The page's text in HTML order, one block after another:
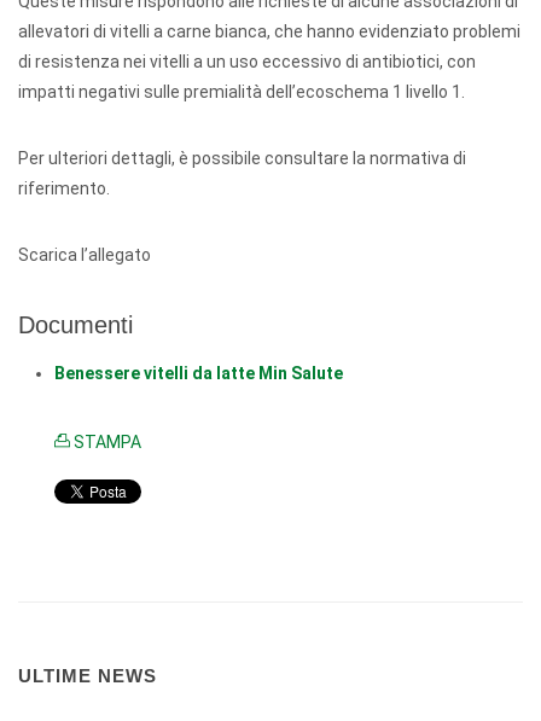
allevatori di vitelli a carne bianca, che hanno evidenziato problemi
di resistenza nei vitelli a un uso eccessivo di antibiotici, con
impatti negativi sulle premialità dell’ecoschema 1 livello 1.
Per ulteriori dettagli, è possibile consultare la normativa di
riferimento.
Scarica l’allegato
Documenti
Benessere vitelli da latte Min Salute
STAMPA
ULTIME NEWS